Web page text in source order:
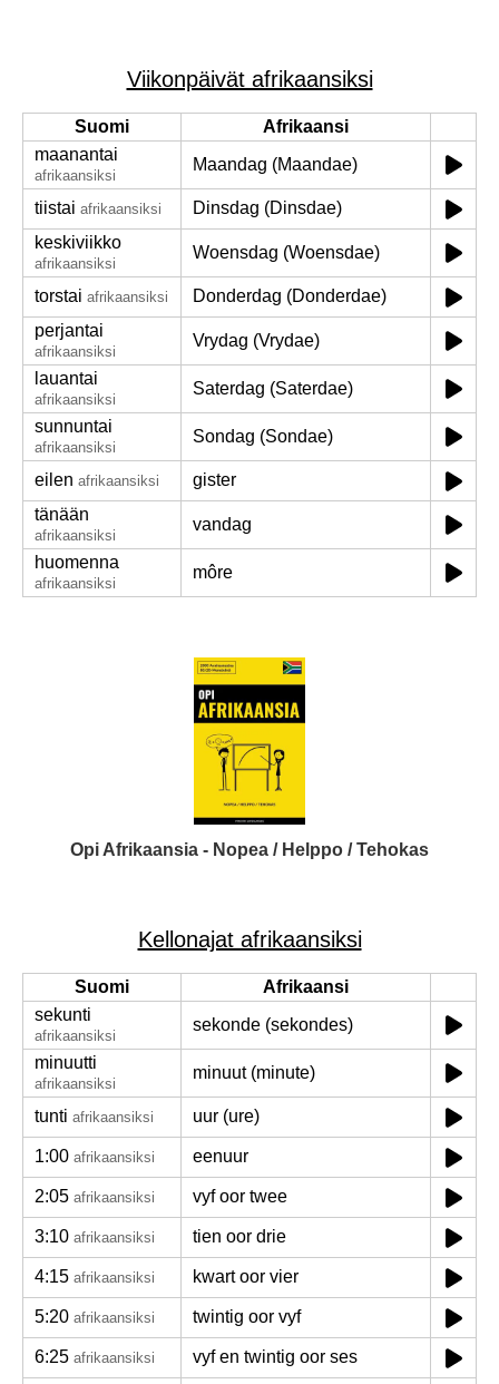
Viikonpäivät afrikaansiksi
Suomi
Afrikaansi
maanantai
afrikaansiksi
Maandag (Maandae)
tiistai afrikaansiksi
Dinsdag (Dinsdae)
keskiviikko
afrikaansiksi
Woensdag (Woensdae)
torstai afrikaansiksi
Donderdag (Donderdae)
perjantai
afrikaansiksi
Vrydag (Vrydae)
lauantai
afrikaansiksi
Saterdag (Saterdae)
sunnuntai
afrikaansiksi
Sondag (Sondae)
eilen afrikaansiksi
gister
tänään
afrikaansiksi
vandag
huomenna
afrikaansiksi
môre
Opi Afrikaansia - Nopea / Helppo / Tehokas
Kellonajat afrikaansiksi
Suomi
Afrikaansi
sekunti
afrikaansiksi
sekonde (sekondes)
minuutti
afrikaansiksi
minuut (minute)
tunti afrikaansiksi uur (ure)
1:00 afrikaansiksi eenuur
2:05 afrikaansiksi vyf oor twee
3:10 afrikaansiksi tien oor drie
4:15 afrikaansiksi kwart oor vier
5:20 afrikaansiksi twintig oor vyf
6:25 afrikaansiksi vyf en twintig oor ses